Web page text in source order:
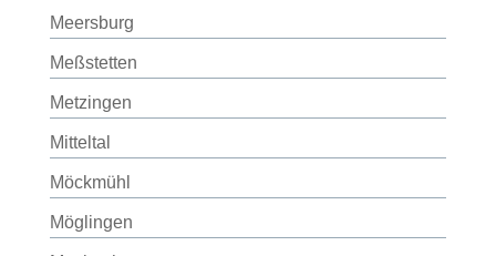
Meersburg
Meßstetten
Metzingen
Mitteltal
Möckmühl
Möglingen